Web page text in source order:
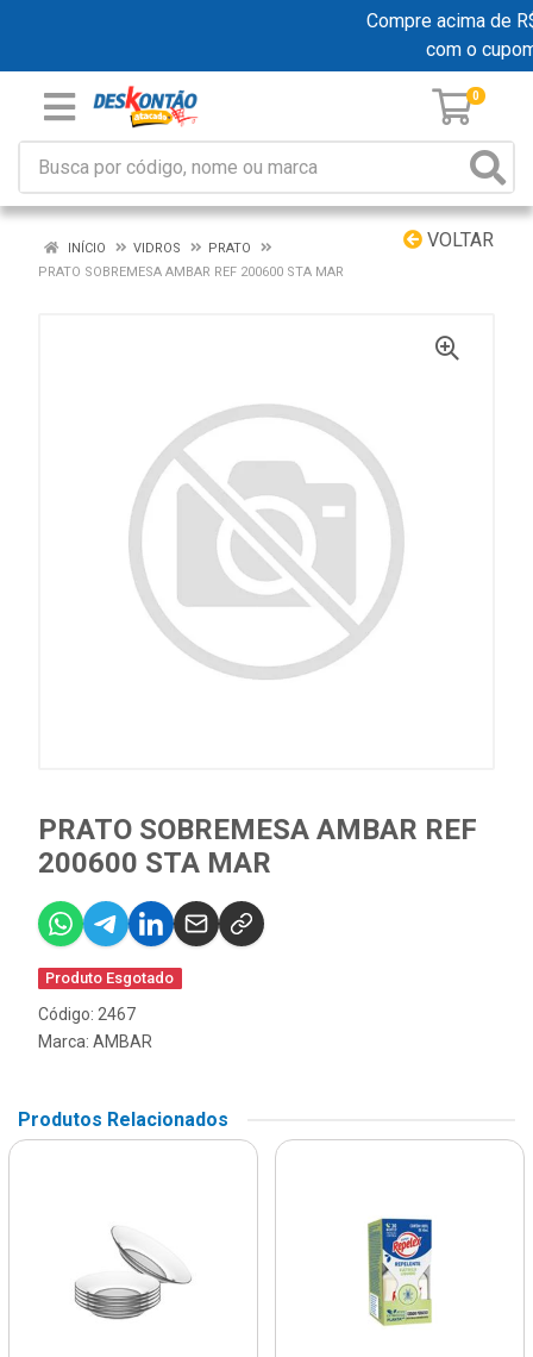
Compre acima de
com o
0
VOLTAR
INÍCIO VIDROS
PRATO
PRATO SOBREMESA AMBAR REF 200600 STA MAR
PRATO SOBREMESA AMBAR REF
200600 STA MAR
Produto Esgotado
Código: 2467
Marca: AMBAR
Produtos Relacionados